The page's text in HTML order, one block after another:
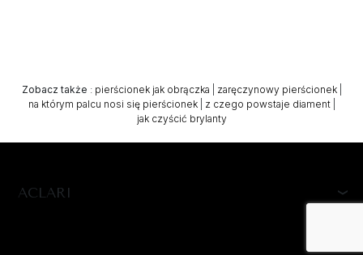
Zobacz także : pierścionek jak obrączka zaręczynowy pierścionek|
na którym palcu nosi się pierścionek| z czego powstaje diament|
jak czyścić brylanty
ACLARI